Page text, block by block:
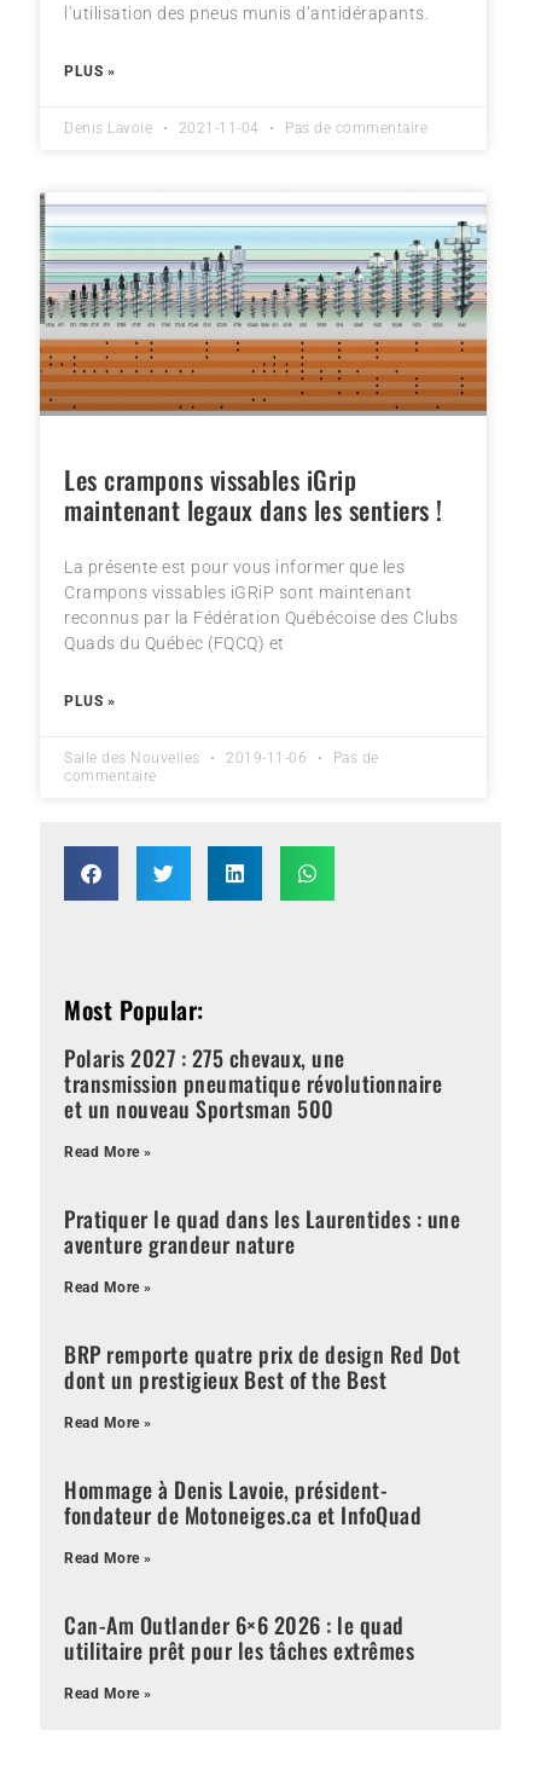
l’utilisation des pneus munis d’antidérapants.
PLUS »
Denis Lavoie 2021-11-04 Pas de commentaire
Les crampons vissables iGrip
maintenant legaux dans les sentiers !
La présente est pour vous informer que les
Crampons vissables iGRiP sont maintenant
reconnus par la Fédération Québécoise des Clubs
Quads du Québec (FQCQ) et
PLUS »
Salle des Nouvelles 2019-11-06
Pas de
commentaire
Most Popular:
Polaris 2027 : 275 chevaux, une
transmission pneumatique révolutionnaire
et un nouveau Sportsman 500
Read More »
Pratiquer le quad dans les Laurentides : une
aventure grandeur nature
Read More »
BRP remporte quatre prix de design Red Dot
dont un prestigieux Best of the Best
Read More »
Hommage à Denis Lavoie, président-
fondateur de Motoneiges.ca et InfoQuad
Read More »
Can-Am Outlander 6×6 2026 : le quad
utilitaire prêt pour les tâches extrêmes
Read More »